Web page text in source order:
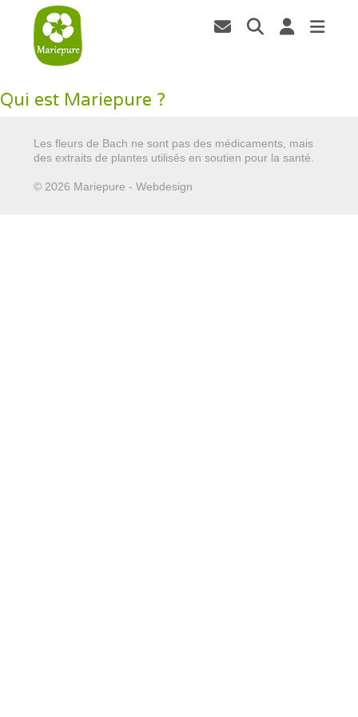
Qui est Mariepure ?
Les fleurs de Bach ne sont pas des médicaments, mais
des extraits de plantes utilisés en soutien pour la santé.
© 2026 Mariepure - Webdesign